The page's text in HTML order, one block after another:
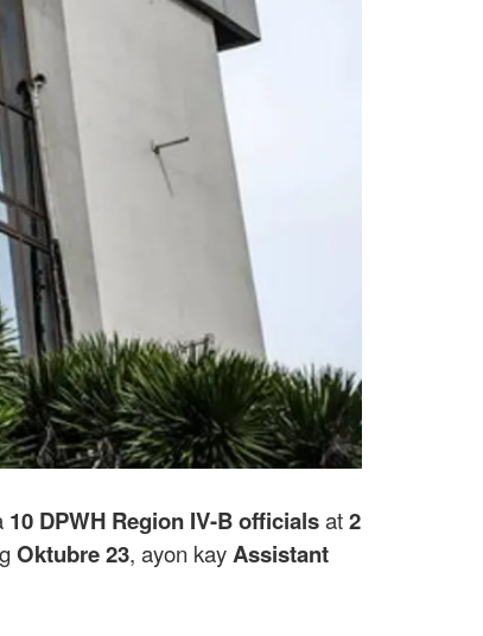
10 DPWH Region IV-B officialsat2
Oktubre 23, ayon kayAssistant